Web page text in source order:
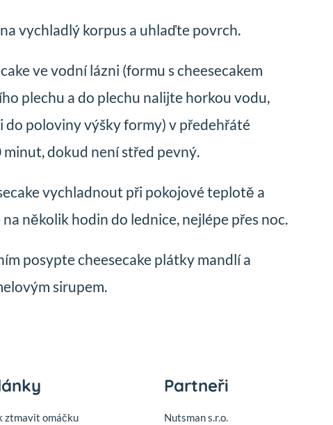
vychladlý korpus a uhlaďte povrch.
ve vodní lázni (formu s cheesecakem
plechu a do plechu nalijte horkou vodu,
do poloviny výšky formy) v předehřáté
dokud není střed pevný.
vychladnout při pokojové teplotě a
několik hodin do lednice, nejlépe přes noc.
posypte cheesecake plátky mandlí a
sirupem.
ztmavit omáčku
Partneři
Nutsman s.r.o.